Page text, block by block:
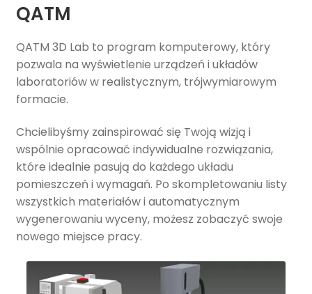
QATM
QATM 3D Lab to program komputerowy, który
pozwala na wyświetlenie urządzeń i układów
laboratoriów w realistycznym, trójwymiarowym
formacie.
Chcielibyśmy zainspirować się Twoją wizją i
wspólnie opracować indywidualne rozwiązania,
które idealnie pasują do każdego układu
pomieszczeń i wymagań. Po skompletowaniu listy
wszystkich materiałów i automatycznym
wygenerowaniu wyceny, możesz zobaczyć swoje
nowego miejsce pracy.